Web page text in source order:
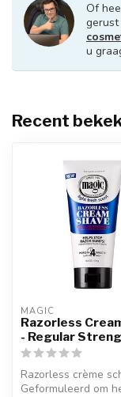
Of
u
Recent
MAGIC
Razorless
- Regular
Razorless crème
Geformuleerd om